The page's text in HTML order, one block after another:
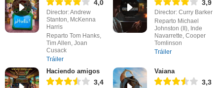
4,0
Director: Andrew
Stanton, McKenna
Harris
Reparto Tom Hanks,
Tim Allen, Joan
Cusack
Tráiler
3,9
Director: Curry Barker
Reparto Michael
Johnston (II), Inde
Navarrette, Cooper
Tomlinson
Tráiler
Haciendo amigos
3,4
Vaiana
3,3